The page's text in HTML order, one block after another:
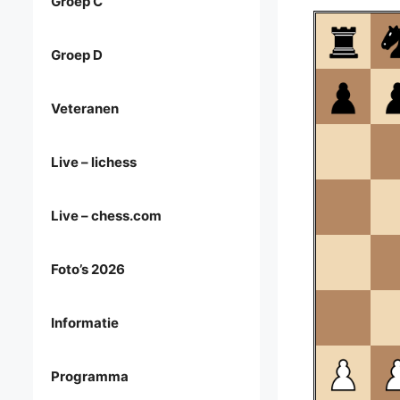
Groep D
Veteranen
Live – lichess
Live – chess.com
Foto’s 2026
Informatie
Programma